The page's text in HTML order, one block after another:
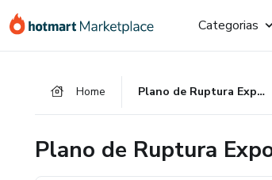
para
para
para
Categorias
Home Plano de Ruptura Exponencial - IA
Plano de Ruptura